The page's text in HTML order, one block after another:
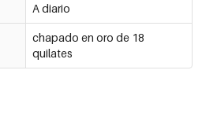
A diario
chapado en oro de 18
quilates